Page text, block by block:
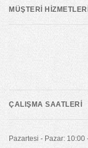
MÜŞTERİ HİZMETLERİ
ÇALIŞMA SAATLERİ
Pazartesi - Pazar: 10:00